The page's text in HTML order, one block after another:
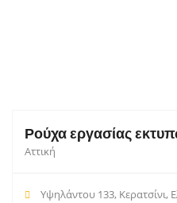
Ρούχα εργασίας
Αττική
Υψηλάντου 133, Κερατσίνι,